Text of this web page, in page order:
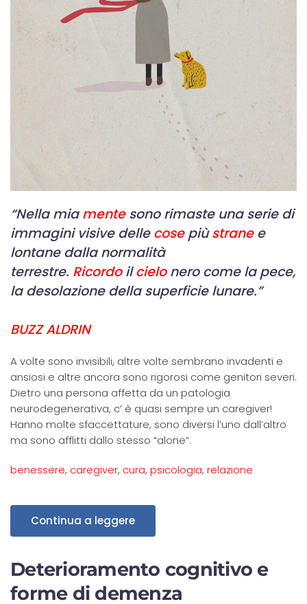
“Nella miamentesono rimaste una serie di
immagini visive dellecosepiùstranee
lontane dalla normalità
terrestre. Ricordoilcielonero come la pece,
la desolazione della superficie lunare.”
BUZZ ALDRIN
A volte sono invisibili, altre volte sembrano invadenti e
ansiosi e altre ancora sono rigorosi come genitori severi.
Dietro una persona affetta da un patologia
neurodegenerativa, c’ è quasi sempre un caregiver!
Hanno molte sfaccettature, sono diversi l’uno dall’altro
ma sono afflitti dallo stesso “alone”.
benessere, caregiver, cura, psicologia, relazione
Continua a leggere
Deterioramento cognitivo e
forme di demenza